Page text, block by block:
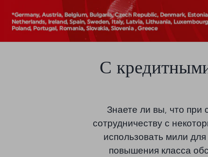
С
Знаете ли вы, что
сотрудничеству с
использовать мили
повышения класса